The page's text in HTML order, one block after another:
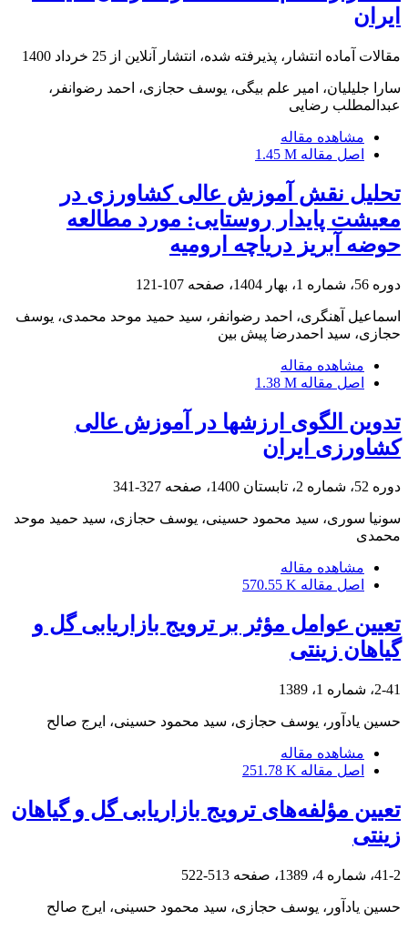
ایران
مقالات آماده انتشار، پذیرفته شده، انتشار آنلاین از 25 خرداد 1400
سارا جلیلیان، امیر علم بیگی، یوسف حجازی، احمد رضوانفر،
عبدالمطلب رضایی
مشاهده مقاله
اصل مقاله 1.45 M
تحلیل نقش آموزش عالی کشاورزی در
معیشت پایدار روستایی: مورد مطالعه
حوضه آبریز دریاچه ارومیه
دوره 56، شماره 1، بهار 1404، صفحه 107-121
اسماعیل آهنگری، احمد رضوانفر، سید حمید موحد محمدی، یوسف
حجازی، سید احمدرضا پیش بین
مشاهده مقاله
اصل مقاله 1.38 M
تدوین الگوی ارزش‏ها در آموزش عالی
کشاورزی ایران
دوره 52، شماره 2، تابستان 1400، صفحه 327-341
سونیا سوری، سید محمود حسینی، یوسف حجازی، سید حمید موحد
محمدی
مشاهده مقاله
اصل مقاله 570.55 K
تعیین عوامل مؤثر بر ترویج بازاریابی گل و
گیاهان زینتی
2-41، شماره 1، 1389
حسین یادآور، یوسف حجازی، سید محمود حسینی، ایرج صالح
مشاهده مقاله
اصل مقاله 251.78 K
تعیین مؤلفه‌های ترویج بازاریابی گل و گیاهان
زینتی
41-2، شماره 4، 1389، صفحه 513-522
حسین یادآور، یوسف حجازی، سید محمود حسینی، ایرج صالح